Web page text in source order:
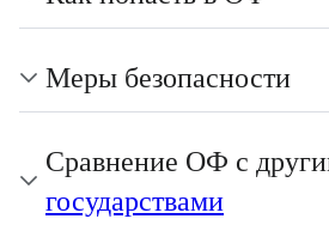
Меры безопасности
Сравнение ОФ с
государствами